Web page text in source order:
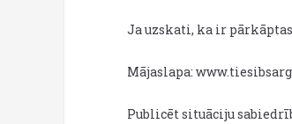
Ja uzskati, ka ir
Mājaslapa:
Publicēt situāciju